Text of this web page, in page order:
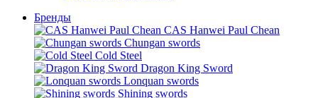
Бренды
CAS Hanwei Paul Chean
Chungan swords
Cold Steel
Dragon King Sword
Lonquan swords
Shining swords